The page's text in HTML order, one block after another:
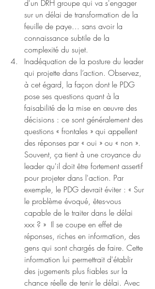
d'un DRH groupe qui va s'engager
sur un délai de transformation de la
feuille de paye… sans avoir la
connaissance subtile de la
complexité du sujet.
Inadéquation de la posture du leader
qui projette dans l’action. Observez,
à cet égard, la façon dont le PDG
pose ses questions quant à la
faisabilité de la mise en œuvre des
décisions : ce sont généralement des
questions « frontales » qui appellent
des réponses par « oui » ou « non ».
Souvent, ça tient à une croyance du
leader qu'il doit être fortement assertif
pour projeter dans l'action. Par
exemple, le PDG devrait éviter : « Sur
le problème évoqué, êtes-vous
capable de le traiter dans le délai
xxx ? »  Il se coupe en effet de
réponses, riches en information, des
gens qui sont chargés de faire. Cette
information lui permettrait d'établir
des jugements plus fiables sur la
chance réelle de tenir le délai. Avec